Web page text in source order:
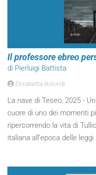
Il professore ebreo
di Pierluigi Battista
Elisabetta Bolondi
La nave di Teseo, 2025 -
cuore di uno dei momenti
ripercorrendo la vita di
italiana all’epoca delle leggi